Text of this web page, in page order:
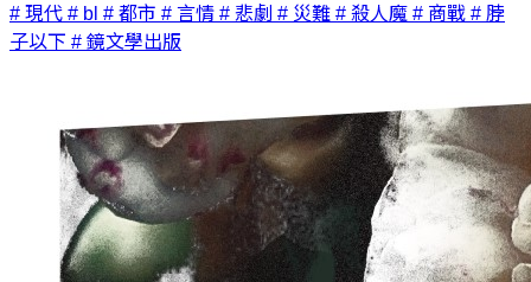
# 現代 # bl # 都市 # 言情 # 悲劇 # 災難 # 殺人魔 # 商戰 # 脖
子以下 # 鏡文學出版